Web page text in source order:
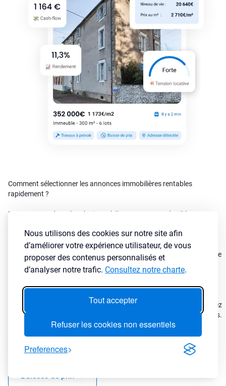
Nous utilisons des cookies sur notre site afin
d’améliorer votre expérience utilisateur, de vous
proposer des contenus personnalisés et
d’analyser notre trafic. Consultez notre charte.
Tout accepter
Refuser les cookies non essentiels
Preferences
Comment sélectionner les annonces immobilières rentables
rapidement ?
Notre moteur de recherche immobilier vous permet de cibler
et précis pensé par des investisseurs pour des investisseurs
En tant que véritableagrégateur d’annonces immo
, LyBox centralise
les offres issues de centaines de sites pour vous éviter de les
consulter une à une.
par ville, prix, rendement, cash-flow, type de bien ou surface et laissez
notre agrégateur immobilier détecter les annonces les plus rentables.
Annonces immobilières urgentes
Baisses de prix→